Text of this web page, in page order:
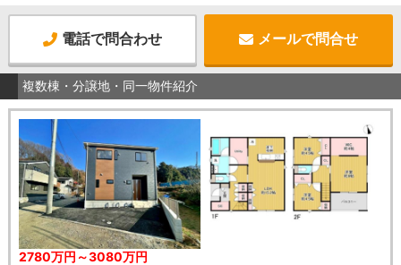
電話で問合わせ メールで問合せ
複数棟・分譲地・同一物件紹介
2780万円～3080万円